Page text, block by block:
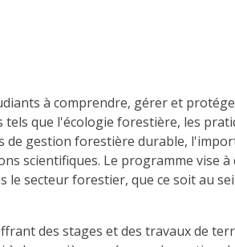
à comprendre, gérer et
que l'écologie forestière, les
gestion forestière durable,
scientifiques. Le programme vise
le secteur forestier, que ce soit au
des stages et des travaux de